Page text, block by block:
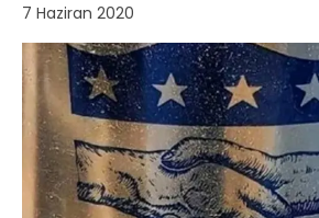
7 Haziran 2020